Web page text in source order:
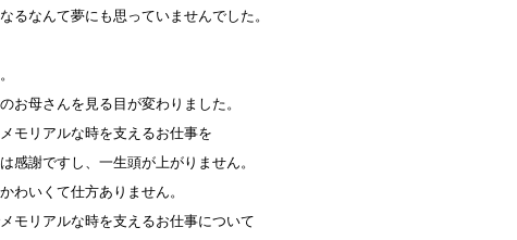
るなんて夢にも思っていませんでした。
お母さんを見る目が変わりました。
モリアルな時を支えるお仕事を
感謝ですし、一生頭が上がりません。
わいくて仕方ありません。
モリアルな時を支えるお仕事について